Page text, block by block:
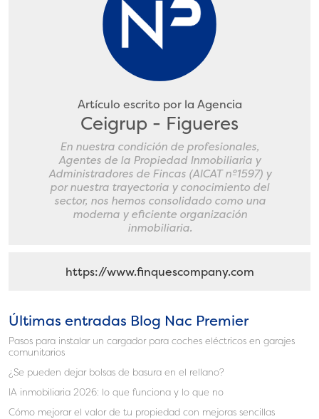
Artículo escrito por la Agencia
Ceigrup - Figueres
En nuestra condición de profesionales,
Agentes de la Propiedad Inmobiliaria y
Administradores de Fincas (AICAT nº1597) y
por nuestra trayectoria y conocimiento del
sector, nos hemos consolidado como una
moderna y eficiente organización
inmobiliaria.
https://www.finquescompany.com
Últimas entradas Blog Nac Premier
Pasos para instalar un cargador para coches eléctricos en garajes
comunitarios
¿Se pueden dejar bolsas de basura en el rellano?
IA inmobiliaria 2026: lo que funciona y lo que no
Cómo mejorar el valor de tu propiedad con mejoras sencillas